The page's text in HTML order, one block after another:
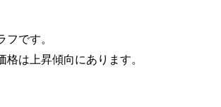
です。
は上昇傾向にあります。